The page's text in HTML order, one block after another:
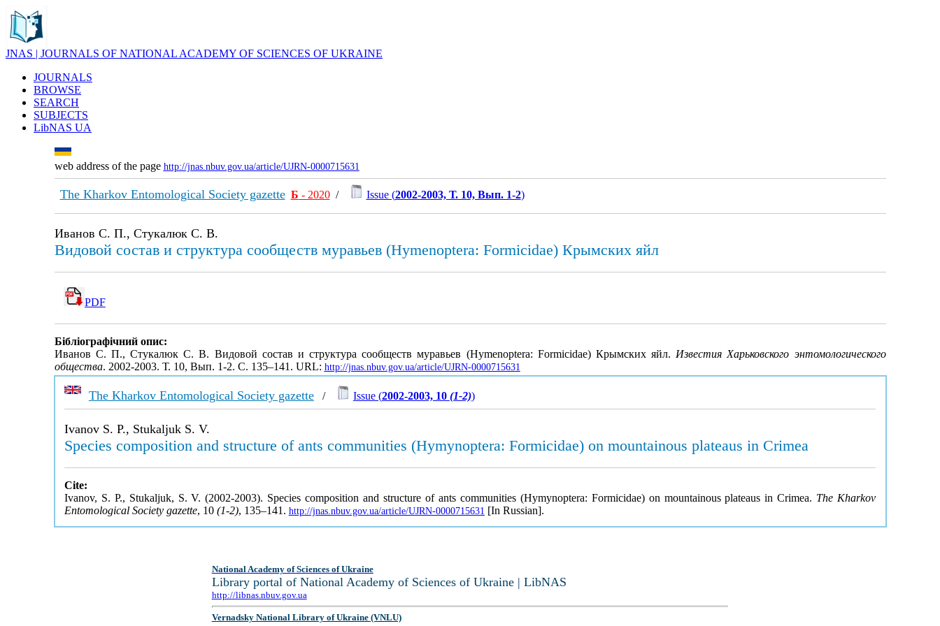
JNAS | JOURNALS OF NATIONAL ACADEMY OF SCIENCES OF UKRAINE
JOURNALS
BROWSE
SEARCH
SUBJECTS
LibNAS UA
web address of the page http://jnas.nbuv.gov.ua/article/UJRN-0000715631
The Kharkov Entomological Society gazette Б - 2020/ Issue (2002-2003, Т. 10, Вып. 1-2)
Иванов С. П., Стукалюк С. В.
Видовой состав и структура сообществ муравьев (Hymenoptera: Formicidae) Крымских яйл
PDF
Бібліографічний опис:
Иванов С. П., Стукалюк С. В. Видовой состав и структура сообществ муравьев (Hymenoptera: Formicidae) Крымских яйл.Известия Харьковского энтомологического
общества. 2002-2003. Т. 10, Вып. 1-2. С. 135–141. URL: http://jnas.nbuv.gov.ua/article/UJRN-0000715631
The Kharkov Entomological Society gazette/ Issue (2002-2003, 10 (1-2))
Ivanov S. P., Stukaljuk S. V.
Species composition and structure of ants communities (Hymynoptera: Formicidae) on mountainous plateaus in Crimea
Cite:
Ivanov, S. P., Stukaljuk, S. V. (2002-2003). Species composition and structure of ants communities (Hymynoptera: Formicidae) on mountainous plateaus in Crimea. The Kharkov
Entomological Society gazette, 10 (1-2), 135–141. http://jnas.nbuv.gov.ua/article/UJRN-0000715631 [In Russian].
National Academy of Sciences of Ukraine
Library portal of National Academy of Sciences of Ukraine | LibNAS
http://libnas.nbuv.gov.ua
Vernadsky National Library of Ukraine (VNLU)